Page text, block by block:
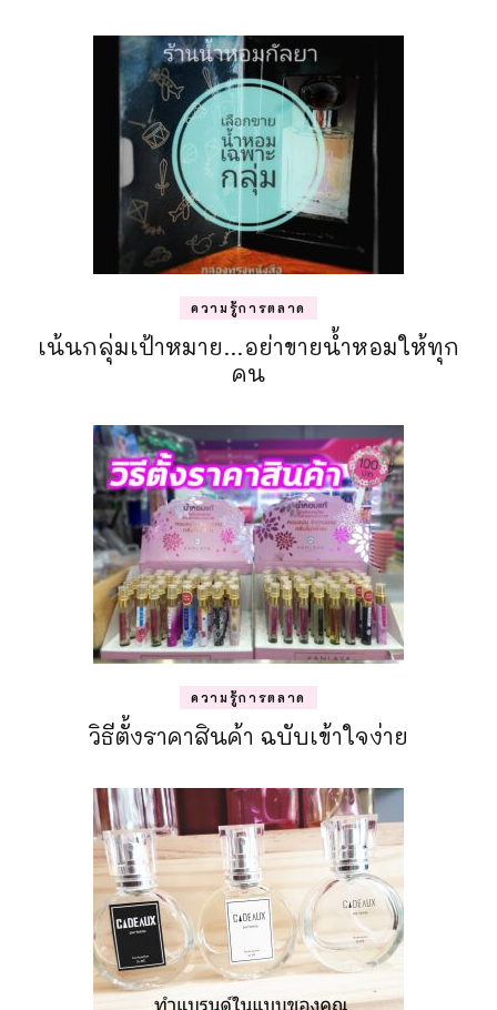
ความรู้การตลาด
เน้นกลุ่มเป้าหมาย…อย่าขายน้ำหอมให้ทุก
คน
ความรู้การตลาด
วิธีตั้งราคาสินค้า ฉบับเข้าใจง่าย